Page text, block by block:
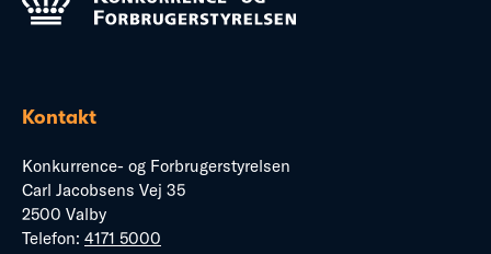
Kontakt
Konkurrence- og Forbrugerstyrelsen
Carl Jacobsens Vej 35
2500 Valby
Telefon: 4171 5000